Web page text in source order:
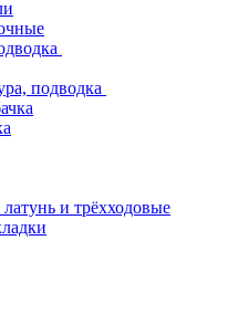
подводка
и трёхходовые